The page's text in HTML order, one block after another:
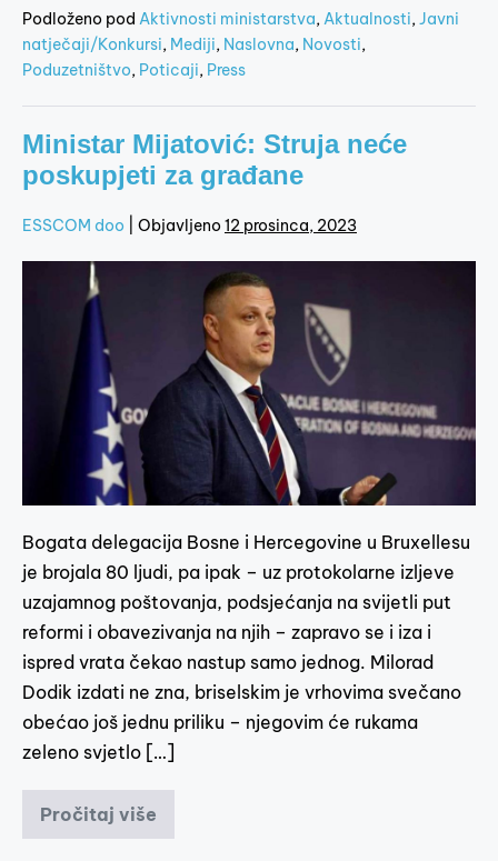
Podloženo pod Aktivnosti ministarstva,Aktualnosti,Javni
natječaji/Konkursi, Mediji, Naslovna, Novosti,
Poduzetništvo, Poticaji, Press
Ministar Mijatović: Struja neće
poskupjeti za građane
ESSCOM doo Objavljeno 12 prosinca, 2023
Bogata delegacija Bosne i Hercegovine u Bruxellesu
je brojala 80 ljudi, pa ipak – uz protokolarne izljeve
uzajamnog poštovanja, podsjećanja na svijetli put
reformi i obavezivanja na njih – zapravo se i iza i
ispred vrata čekao nastup samo jednog. Milorad
Dodik izdati ne zna, briselskim je vrhovima svečano
obećao još jednu priliku – njegovim će rukama
zeleno svjetlo […]
Pročitaj više